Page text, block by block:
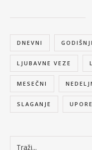
DNEVNI GODIŠNJI
LJUBAVNE VEZE
MESEČNI
SLAGANJE